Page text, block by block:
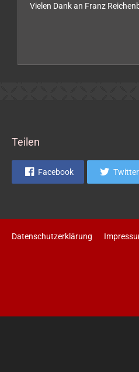
Vielen Dank an Franz
Teilen
Facebook Twitter
Datenschutzerklärung